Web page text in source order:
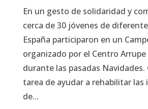
En un gesto de solidaridad y
cerca de 30 jóvenes de
España participaron en un
organizado por el Centro Arrupe
durante las pasadas Navidades.
tarea de ayudar a rehabilitar las
de...